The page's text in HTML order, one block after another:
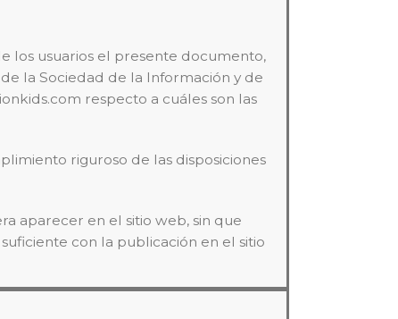
los usuarios el presente documento,
la Sociedad de la Información y de
respecto a cuáles son las
riguroso de las disposiciones
aparecer en el sitio web, sin que
con la publicación en el sitio